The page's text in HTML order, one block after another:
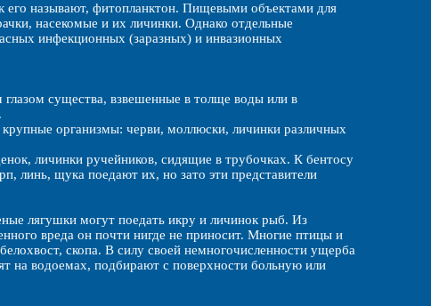
его называют, фитопланктон. Пищевыми объектами для
насекомые и их личинки. Однако отдельные
инфекционных (заразных) и инвазионных
существа, взвешенные в толще воды или в
организмы: черви, моллюски, личинки различных
личинки ручейников, сидящие в трубочках. К бентосу
линь, щука поедают их, но зато эти представители
лягушки могут поедать икру и личинок рыб. Из
вреда он почти нигде не приносит. Многие птицы и
скопа. В силу своей немногочисленности ущерба
на водоемах, подбирают с поверхности больную или